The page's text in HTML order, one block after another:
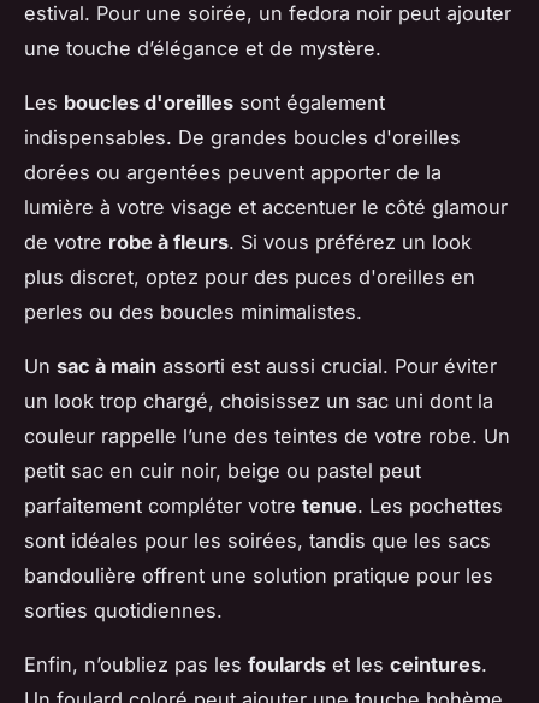
estival. Pour une soirée, un fedora noir peut ajouter
une touche d’élégance et de mystère.
Les boucles d'oreilles sont également
indispensables. De grandes boucles d'oreilles
dorées ou argentées peuvent apporter de la
lumière à votre visage et accentuer le côté glamour
de votre robe à fleurs. Si vous préférez un look
plus discret, optez pour des puces d'oreilles en
perles ou des boucles minimalistes.
Un sac à main assorti est aussi crucial. Pour éviter
un look trop chargé, choisissez un sac uni dont la
couleur rappelle l’une des teintes de votre robe. Un
petit sac en cuir noir, beige ou pastel peut
parfaitement compléter votre tenue. Les pochettes
sont idéales pour les soirées, tandis que les sacs
bandoulière offrent une solution pratique pour les
sorties quotidiennes.
Enfin, n’oubliez pas les foulards et les ceintures.